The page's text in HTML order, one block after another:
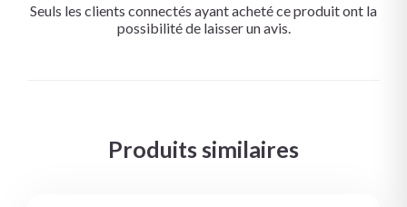
Seuls les clients connectés ayant acheté ce produit ont la
possibilité de laisser un avis.
Produits similaires